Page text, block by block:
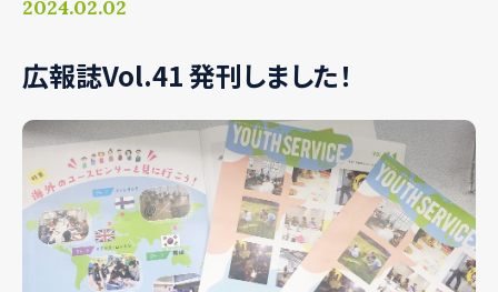
2024.02.02
広報誌Vol.41 発刊しました！